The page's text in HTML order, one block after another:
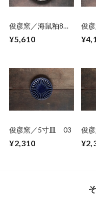
俊彦窯／海鼠釉8寸
皿
¥5,610
俊
皿
俊彦窯／5寸皿 03
¥2,310
俊